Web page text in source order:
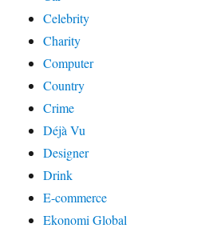
Celebrity
Charity
Computer
Country
Crime
Déjà Vu
Designer
Drink
E-commerce
Ekonomi Global